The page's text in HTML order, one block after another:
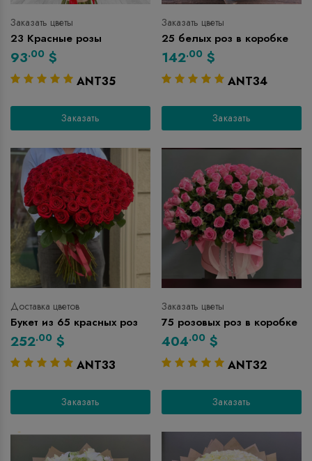
Заказать цветы
23 Красные розы
93.00 $
ANT35
Заказать
Заказать цветы
25 белых роз в коробке
142.00 $
ANT34
Заказать
Доставка цветов
Букет из 65 красных роз
252.00 $
ANT33
Заказать
Заказать цветы
75 розовых роз в коробке
404.00 $
ANT32
Заказать